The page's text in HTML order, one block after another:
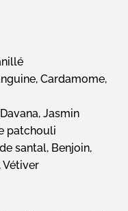
Cardamome,
Jasmin
patchouli
santal, Benjoin,
Vétiver